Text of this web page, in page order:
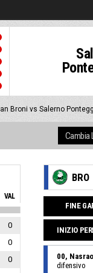
Broni vs Salerno
VAL
0
0
0
BRO
FINE
INIZIO
00,
difensivo